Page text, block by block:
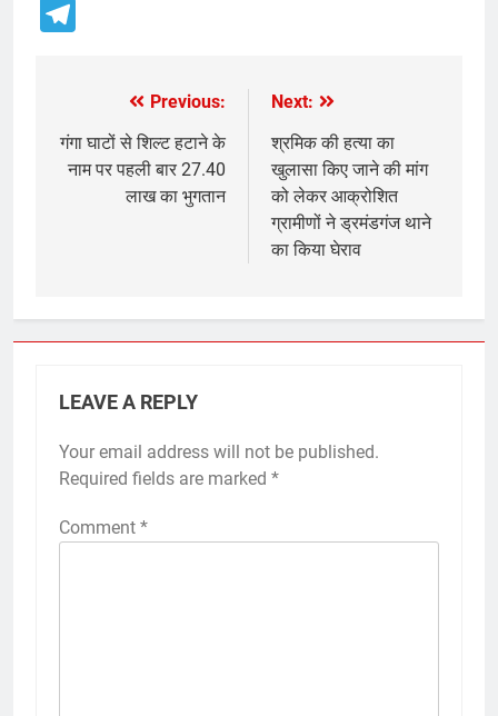
navigation
Previous:
गंगा घाटों से शिल्ट हटाने के
नाम पर पहली बार 27.40
लाख का भुगतान
Next:
श्रमिक की हत्या का
खुलासा किए जाने की मांग
को लेकर आक्रोशित
ग्रामीणों ने ड्रमंडगंज थाने
का किया घेराव
LEAVE A REPLY
Your email address will not be published.
Required fields are marked *
Comment *